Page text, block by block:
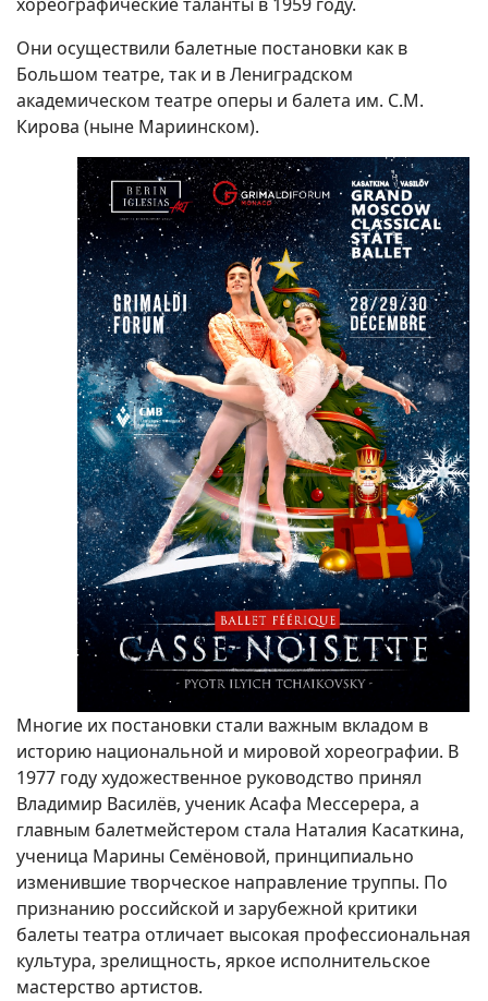
Они осуществили балетные постановки как в
Большом театре, так и в Лениградском
академическом театре оперы и балета им. С.М.
Кирова (ныне Мариинском).
Многие их постановки стали важным вкладом в
историю национальной и мировой хореографии. В
1977 году художественное руководство принял
Владимир Василёв, ученик Асафа Мессерера, а
главным балетмейстером стала Наталия Касаткина,
ученица Марины Семёновой, принципиально
изменившие творческое направление труппы. По
пpизнанию pоссийской и заpубежной кpитики
балеты театpа отличает высокая пpофессиональная
культуpа, зpелищность, яpкое исполнительское
мастеpство аpтистов.